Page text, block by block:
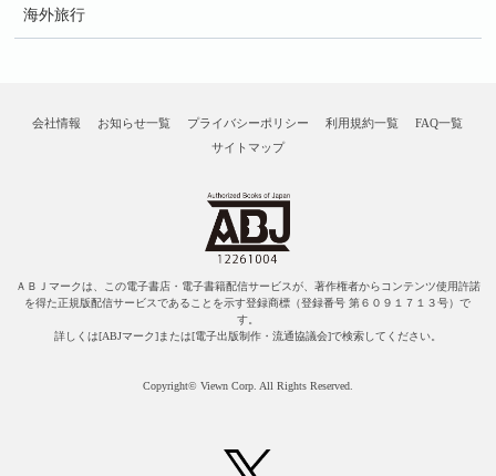
海外旅行
会社情報 お知らせ一覧 プライバシーポリシー 利用規約一覧
FAQ一覧
サイトマップ
ＡＢＪマークは、この電子書店・電子書籍配信サービスが、著作権者からコンテンツ使用許諾
を得た正規版配信サービスであることを示す登録商標（登録番号 第６０９１７１３号）で
す。
詳しくは[ABJマーク]または[電子出版制作・流通協議会]で検索してください。
Copyright© Viewn Corp. All Rights Reserved.